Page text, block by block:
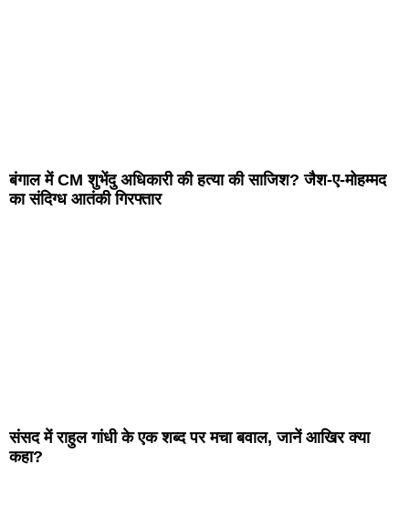
बंगाल में CM शुभेंदु अधिकारी की हत्या की साजिश? जैश-ए-मोहम्मद
का संदिग्ध आतंकी गिरफ्तार
संसद में राहुल गांधी के एक शब्द पर मचा बवाल, जानें आखिर क्या
कहा?